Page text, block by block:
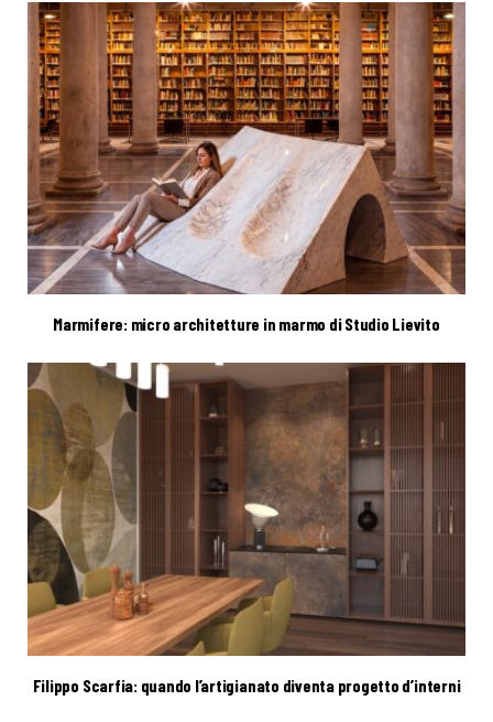
Marmifere: micro architetture in marmo di Studio Lievito
Filippo Scarfia: quando l’artigianato diventa progetto d’interni